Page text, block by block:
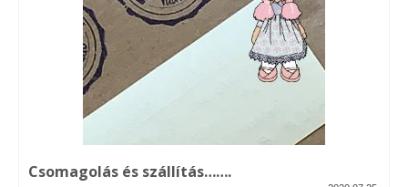
Vásárok, ahol velem is találkozhattál…
Alapanyagok, kellékek
A termékek tisztítása
Ellynor története
Adatkezelési tájékoztató
Csomagolás és szállítás…….